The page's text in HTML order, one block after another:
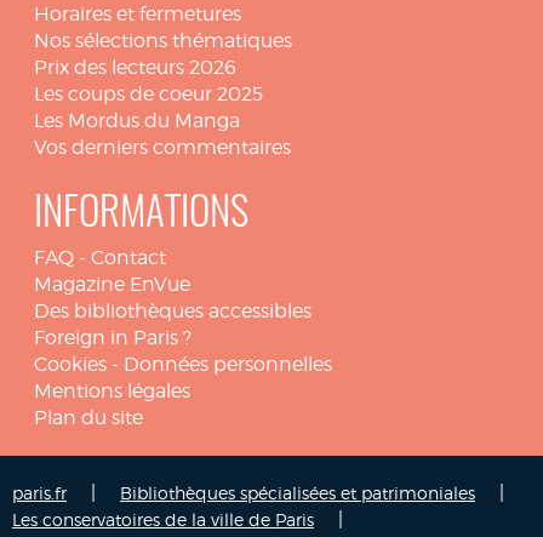
Horaires et fermetures
Nos sélections thématiques
Prix des lecteurs 2026
Les coups de coeur 2025
Les Mordus du Manga
Vos derniers commentaires
INFORMATIONS
FAQ - Contact
Magazine EnVue
Des bibliothèques accessibles
Foreign in Paris ?
Cookies - Données personnelles
Mentions légales
Plan du site
paris.fr Bibliothèques spécialisées et patrimoniales
Les conservatoires de la ville de Paris